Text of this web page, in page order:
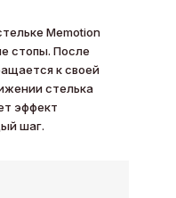
Memotion
стопы. После
к своей
стелька
эффект
шаг.